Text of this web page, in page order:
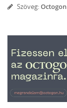
Szöveg:Octogon